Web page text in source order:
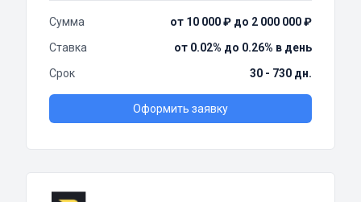
Сумма
от 10 000 ₽ до 2 000 000 ₽
Ставка
от 0.02% до 0.26% в день
Срок
30 - 730 дн.
Оформить заявку